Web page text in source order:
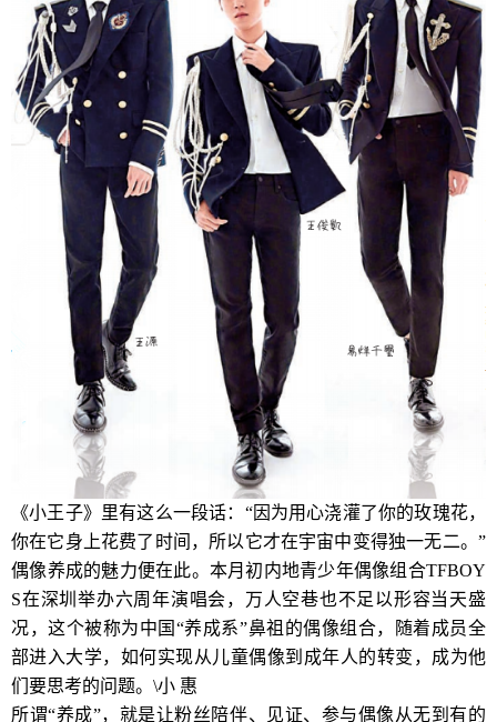
《小王子》里有这么一段话：“因为用心浇灌了你的玫瑰花，
你在它身上花费了时间，所以它才在宇宙中变得独一无二。”
偶像养成的魅力便在此。本月初内地青少年偶像组合TFBOY
S在深圳举办六周年演唱会，万人空巷也不足以形容当天盛
况，这个被称为中国“养成系”鼻祖的偶像组合，随着成员全
部进入大学，如何实现从儿童偶像到成年人的转变，成为他
们要思考的问题。\小 惠
所谓“养成”，就是让粉丝陪伴、见证、参与偶像从无到有的